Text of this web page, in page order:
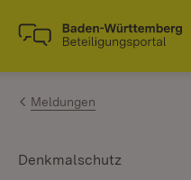
Zum Inhalt springen
Link zur Startseite
Meldungen
Denkmalschutz